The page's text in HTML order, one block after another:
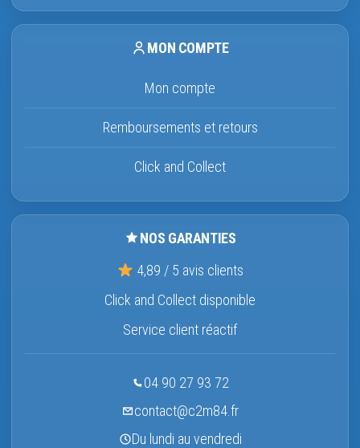
MON COMPTE
Mon compte
Remboursements et retours
Click and Collect
NOS GARANTIES
4,89 / 5 avis clients
Click and Collect disponible
Service client réactif
04 90 27 93 72
contact@c2m84.fr
Du lundi au vendredi